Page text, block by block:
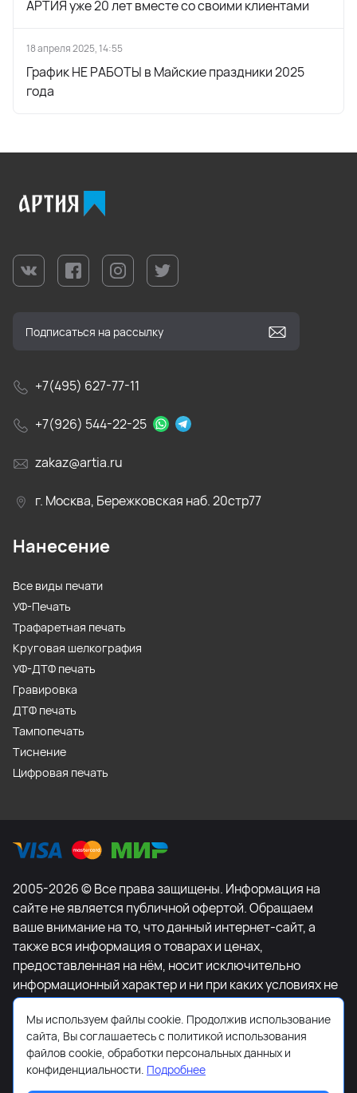
АРТИЯ уже 20 лет вместе со своими клиентами
18 апреля 2025, 14:55
График НЕ РАБОТЫ в Майские праздники 2025
года
+7(495) 627-77-11
+7(926) 544-22-25
zakaz@artia.ru
г. Москва, Бережковская наб. 20стр77
Нанесение
Все виды печати
УФ-Печать
Трафаретная печать
Круговая шелкография
УФ-ДТФ печать
Гравировка
ДТФ печать
Тампопечать
Тиснение
Цифровая печать
2005-2026 © Все права защищены. Информация на
сайте не является публичной офертой. Обращаем
ваше внимание на то, что данный интернет-сайт, а
также вся информация о товарах и ценах,
предоставленная на нём, носит исключительно
информационный характер и ни при каких условиях не
является публичной офертой, определяемой
положениями Статьи 437 Гражданского кодекса
Российской Федерации. Для получения подробной
информации о наличии и стоимости указанных
товаров и (или) услуг, пожалуйста, обращайтесь к
Мы используем файлы cookie. Продолжив использование
сайта, Вы соглашаетесь с политикой использования
файлов cookie, обработки персональных данных и
конфиденциальности. Подробнее